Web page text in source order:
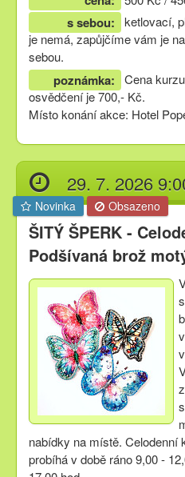
s sebou:
ketlovací,
je nemá, zapůjčíme vám je
sebou.
poznámka:
Cena
osvědčení je 700,- Kč.
Místo konání akce: Hotel
29. 7. 2026
Novinka Obsazeno
ŠITÝ ŠPERK -
Podšívaná brož
nabídky na místě. Celodenní
probíhá v době ráno 9,00 -